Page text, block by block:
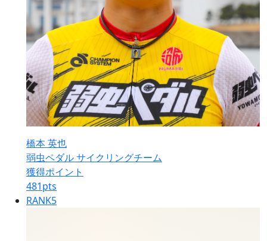
橋本 英也
弱虫ペダル サイクリングチーム
獲得ポイント
481pts
RANK5